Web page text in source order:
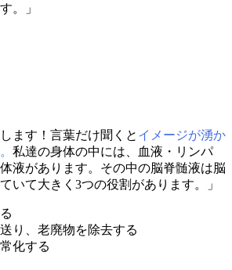
。」
ます！言葉だけ聞くと イメージが湧か
私達の身体の中には、血液・リンパ
液があります。その中の脳脊髄液は脳
いて大きく3つの役割があります。」
り、老廃物を除去する
化する